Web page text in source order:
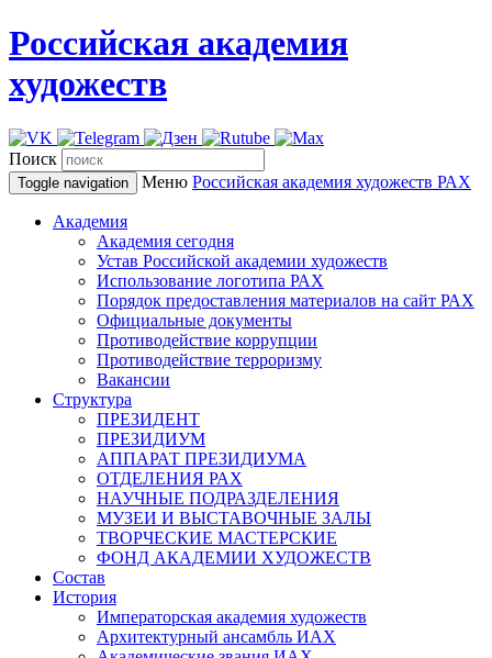
Российская академия
художеств
Поиск
Toggle navigation Меню Российская академия художеств РАХ
Академия
Академия сегодня
Устав Российской академии художеств
Использование логотипа РАХ
Порядок предоставления материалов на сайт РАХ
Официальные документы
Противодействие коррупции
Противодействие терроризму
Вакансии
Структура
ПРЕЗИДЕНТ
ПРЕЗИДИУМ
АППАРАТ ПРЕЗИДИУМА
ОТДЕЛЕНИЯ РАХ
НАУЧНЫЕ ПОДРАЗДЕЛЕНИЯ
МУЗЕИ И ВЫСТАВОЧНЫЕ ЗАЛЫ
ТВОРЧЕСКИЕ МАСТЕРСКИЕ
ФОНД АКАДЕМИИ ХУДОЖЕСТВ
Состав
История
Императорская академия художеств
Архитектурный ансамбль ИАХ